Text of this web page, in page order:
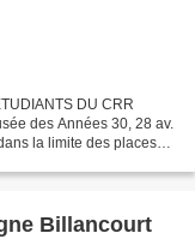
DU CRR
des Années 30, 28 av.
la limite des places
Billancourt